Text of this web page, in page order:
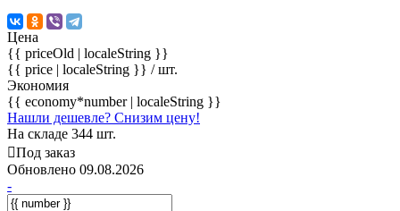
Цена
{{ priceOld | localeString }}
{{ price | localeString }} / шт.
Экономия
{{ economy*number | localeString }}
Нашли дешевле? Снизим цену!
На складе 344 шт.
Под заказ
Обновлено 09.08.2026
-